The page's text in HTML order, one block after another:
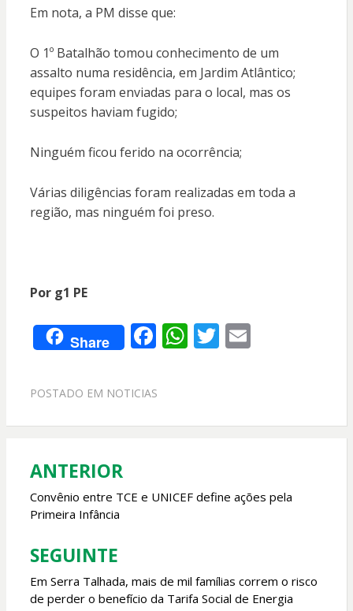
Em nota, a PM disse que:
O 1º Batalhão tomou conhecimento de um
assalto numa residência, em Jardim Atlântico;
equipes foram enviadas para o local, mas os
suspeitos haviam fugido;
Ninguém ficou ferido na ocorrência;
Várias diligências foram realizadas em toda a
região, mas ninguém foi preso.
Por g1 PE
Share F
e
o
k
W
A
p
T E
POSTADO EM NOTICIAS
Navegação
de
Post
ANTERIOR
Convênio entre TCE e UNICEF define ações pela
Primeira Infância
SEGUINTE
Em Serra Talhada, mais de mil famílias correm o risco
de perder o benefício da Tarifa Social de Energia